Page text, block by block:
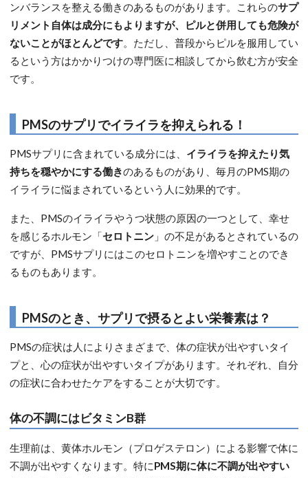
ンバランスを整える働きのあるものがあります。これらのサプ
リメント自体は成分にもよりますが、ピルと併用しても危険が
ないことがほとんどです。ただし、普段からピルを服用してい
るという方はかかりつけの専門医に相談してから飲む方が安全
です。
PMSのサプリでイライラを抑えられる！
PMSサプリに含まれている成分には、 イライラを抑えたり気
持ちを穏やかにする働きのあるものがあり、毎月のPMS期の
イライラに悩まされているという人に効果的です。
また、PMSのイライラやうつ状態の原因の一つとして、幸せ
を感じるホルモン「セロトニン 」の不足があるとされているの
ですが、PMSサプリにはこのセロトニンを増やすことのでき
るものもあります。
PMSのとき、サプリで摂るとよい栄養素は？
PMSの症状は人によりさまざまで、体の症状が出やすいタイ
プと、心の症状が出やすいタイプがあります。それぞれ、自分
の症状に合わせたケアをすることが大切です。
体の不調にはビタミンB群
生理前は、黄体ホルモン（プロゲステロン）による影響で体に
不調が出やすくなります。特にPMS期に体に不調が出やすい